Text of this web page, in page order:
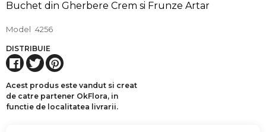
Buchet din Gherbere Crem si Frunze Artar
Model 4256
DISTRIBUIE
Acest produs este vandut si creat
de catre partener OkFlora, in
functie de localitatea livrarii.